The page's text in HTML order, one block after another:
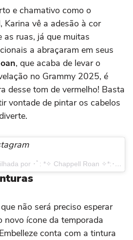
e chamativo como o
Karina vê a adesão à cor
as ruas, já que muitas
a abraçaram em seus
, que acaba de levar o
no Grammy 2025, é
desse tom de vermelho! Basta
vontade de pintar os cabelos
Uma publicação compartilhada por ･ﾟ: *✧ Chappell Roan ✧*:･ﾟ (@chappellroan)
não será preciso esperar
novo ícone da temporada
conta com a tintura